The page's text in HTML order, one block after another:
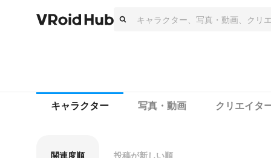
キャラクター 写真・動画 クリエイタ
関連度順 投稿が新しい順